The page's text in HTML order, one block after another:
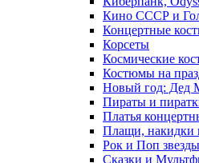
Кино СССР и
Концертные
Корсеты
Космические
Костюмы на
Новый год: Дед
Пираты и
Платья
Плащи, накидки
Рок и Поп звезды
Сказки и